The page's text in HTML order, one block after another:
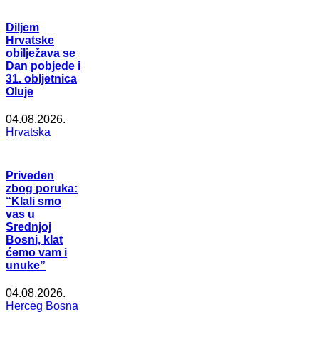
Diljem
Hrvatske
obilježava se
Dan pobjede i
31. obljetnica
Oluje
04.08.2026.
Hrvatska
Priveden
zbog poruka:
“Klali smo
vas u
Srednjoj
Bosni, klat
ćemo vam i
unuke”
04.08.2026.
Herceg Bosna